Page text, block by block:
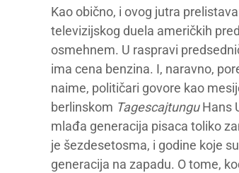
Kao obično, i ovog jutra
televizijskog duela američkih
osmehnem. U raspravi
ima cena benzina. I, naravno,
naime, političari govore kao
berlinskom TagescajtunguHans
mlađa generacija pisaca toliko
je šezdesetosma, i godine koje
generacija na zapadu. O tome,